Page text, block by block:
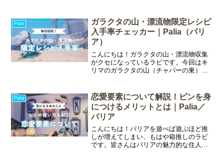
届けします！今回の記事でわかることク
エスト「レスの用事」につ
Palia
ガラクタの山・漂流物限定レシピ
入手率チェッカー｜Palia（パリ
ア）
こんにちは！ガラクタの山・漂流物収集
がクセになっているラビです。今回はキ
リマのガラクタの山（チャパーの巣）と
SNSでシェアして自分の進捗をアピール
したり、備忘録として活用
Palia
恋愛要素について解説！ピンを身
につけるメリットとは｜Palia／
パリア
こんにちは！パリアを遊べば遊ぶほど推
しが増えてしまい、もはや箱推しのラビ
です。皆さんはパリアの魅力的な住人た